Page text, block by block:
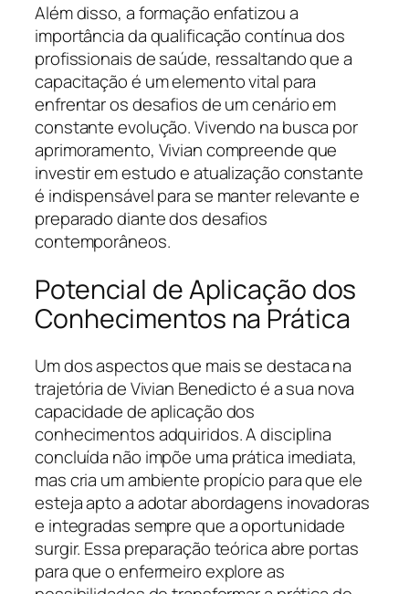
Além disso, a formação enfatizou a
importância da qualificação contínua dos
profissionais de saúde, ressaltando que a
capacitação é um elemento vital para
enfrentar os desafios de um cenário em
constante evolução. Vivendo na busca por
aprimoramento, Vivian compreende que
investir em estudo e atualização constante
é indispensável para se manter relevante e
preparado diante dos desafios
contemporâneos.
Potencial de Aplicação dos
Conhecimentos na Prática
Um dos aspectos que mais se destaca na
trajetória de Vivian Benedicto é a sua nova
capacidade de aplicação dos
conhecimentos adquiridos. A disciplina
concluída não impõe uma prática imediata,
mas cria um ambiente propício para que ele
esteja apto a adotar abordagens inovadoras
e integradas sempre que a oportunidade
surgir. Essa preparação teórica abre portas
para que o enfermeiro explore as